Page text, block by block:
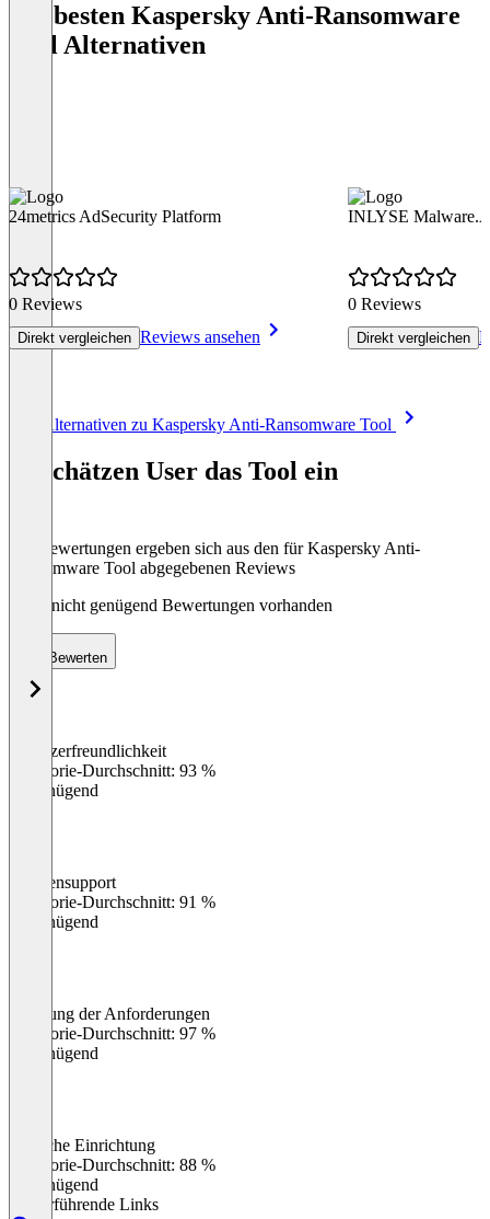
Die besten Kaspersky Anti-Ransomware
Tool Alternativen
24metrics AdSecurity Platform
0 Reviews
Direkt vergleichen Reviews ansehen
INLYSE
0 Reviews
Direkt vergleichen
Alle Alternativen zu Kaspersky Anti-Ransomware Tool
So schätzen User das Tool ein
Die Bewertungen ergeben sich aus den für Kaspersky Anti-
Ransomware Tool abgegebenen Reviews
Noch nicht genügend Bewertungen vorhanden
Bewerten
Benutzerfreundlichkeit
Kategorie-Durchschnitt: 93 %
Ungenügend
Kundensupport
Kategorie-Durchschnitt: 91 %
Ungenügend
Erfüllung der Anforderungen
Kategorie-Durchschnitt: 97 %
Ungenügend
Einfache Einrichtung
Kategorie-Durchschnitt: 88 %
Ungenügend
Weiterführende Links